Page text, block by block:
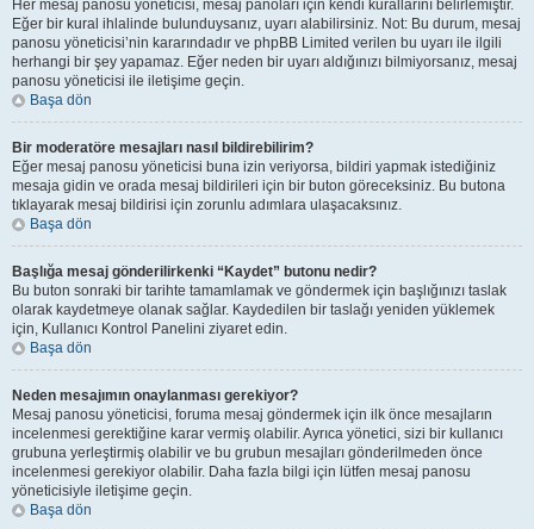
Her mesaj panosu yöneticisi, mesaj panoları için kendi kurallarını belirlemiştir.
Eğer bir kural ihlalinde bulunduysanız, uyarı alabilirsiniz. Not: Bu durum, mesaj
panosu yöneticisi’nin kararındadır ve phpBB Limited verilen bu uyarı ile ilgili
herhangi bir şey yapamaz. Eğer neden bir uyarı aldığınızı bilmiyorsanız, mesaj
panosu yöneticisi ile iletişime geçin.
Başa dön
Bir moderatöre mesajları nasıl bildirebilirim?
Eğer mesaj panosu yöneticisi buna izin veriyorsa, bildiri yapmak istediğiniz
mesaja gidin ve orada mesaj bildirileri için bir buton göreceksiniz. Bu butona
tıklayarak mesaj bildirisi için zorunlu adımlara ulaşacaksınız.
Başa dön
Başlığa mesaj gönderilirkenki “Kaydet” butonu nedir?
Bu buton sonraki bir tarihte tamamlamak ve göndermek için başlığınızı taslak
olarak kaydetmeye olanak sağlar. Kaydedilen bir taslağı yeniden yüklemek
için, Kullanıcı Kontrol Panelini ziyaret edin.
Başa dön
Neden mesajımın onaylanması gerekiyor?
Mesaj panosu yöneticisi, foruma mesaj göndermek için ilk önce mesajların
incelenmesi gerektiğine karar vermiş olabilir. Ayrıca yönetici, sizi bir kullanıcı
grubuna yerleştirmiş olabilir ve bu grubun mesajları gönderilmeden önce
incelenmesi gerekiyor olabilir. Daha fazla bilgi için lütfen mesaj panosu
yöneticisiyle iletişime geçin.
Başa dön